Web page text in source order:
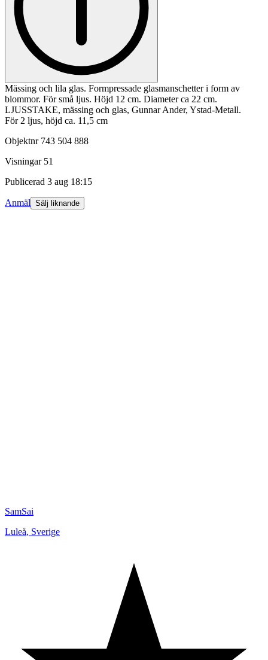
Mässing och lila glas. Formpressade glasmanschetter i form av
blommor. För små ljus. Höjd 12 cm. Diameter ca 22 cm.
LJUSSTAKE, mässing och glas, Gunnar Ander, Ystad-Metall.
För 2 ljus, höjd ca. 11,5 cm
Objektnr 743 504 888
Visningar 51
Publicerad 3 aug 18:15
Anmäl Sälj liknande
SamSai
Luleå, Sverige